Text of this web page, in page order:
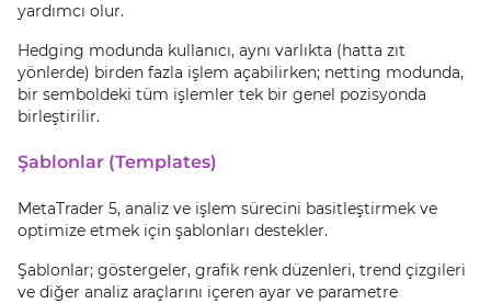
yardımcı olur.
Hedging modunda kullanıcı, aynı varlıkta (hatta zıt
yönlerde) birden fazla işlem açabilirken; netting modunda,
bir semboldeki tüm işlemler tek bir genel pozisyonda
birleştirilir.
Şablonlar (Templates)
MetaTrader 5, analiz ve işlem sürecini basitleştirmek ve
optimize etmek için şablonları destekler.
Şablonlar; göstergeler, grafik renk düzenleri, trend çizgileri
ve diğer analiz araçlarını içeren ayar ve parametre